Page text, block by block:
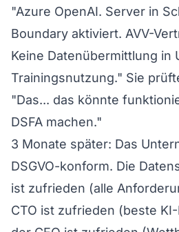
"Azure OpenAI. Server in
Boundary aktiviert. AVV-
Keine Datenübermittlung in
Trainingsnutzung." Sie
"Das... das könnte
DSFA machen."
3 Monate später: Das
DSGVO-konform. Die
ist zufrieden (alle
CTO ist zufrieden (beste